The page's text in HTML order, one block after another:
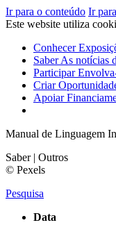
Ir para o conteúdo Ir
Este website utiliza
Conhecer
SaberAs notícias
Participar
Criar
Apoiar
Manual de Linguagem
Saber | Outros
© Pexels
Pesquisa
Data